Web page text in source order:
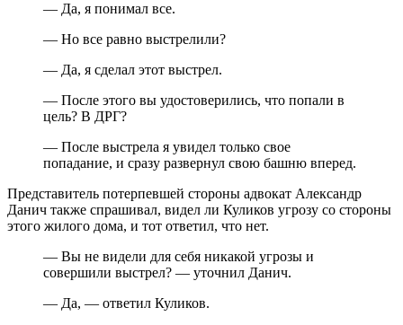
— Да, я понимал все.
— Но все равно выстрелили?
— Да, я сделал этот выстрел.
— После этого вы удостоверились, что попали в
цель? В ДРГ?
— После выстрела я увидел только свое
попадание, и сразу развернул свою башню вперед.
Представитель потерпевшей стороны адвокат Александр
Данич также спрашивал, видел ли Куликов угрозу со стороны
этого жилого дома, и тот ответил, что нет.
— Вы не видели для себя никакой угрозы и
совершили выстрел? — уточнил Данич.
— Да, — ответил Куликов.